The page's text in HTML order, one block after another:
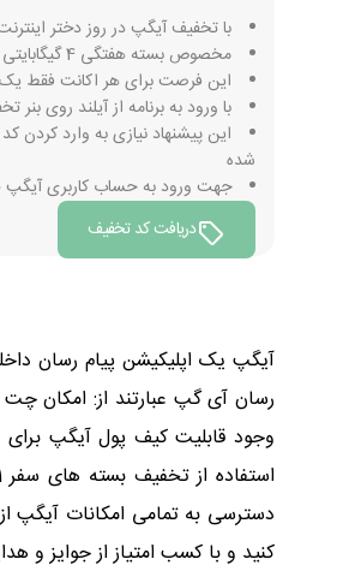
با تخفیف آیگپ در روز دختر
مخصوص بسته هفتگی 4 گیگابایتی همراه اول و ایرانسل
این فرصت برای هر اکانت فقط یک
با ورود به برنامه از آیلند روی
این پیشنهاد نیازی به وارد کردن
شده
جهت ورود به حساب کاربری آیگپ
دریافت کد تخفیف
آیگپ یک اپلیکیشن پیام رسان
رسان آی گپ عبارتند از: امکان
وجود قابلیت کیف پول آیگپ برای
دسترسی به تمامی امکانات آیگپ
کنید و با کسب امتیاز از جوایز و